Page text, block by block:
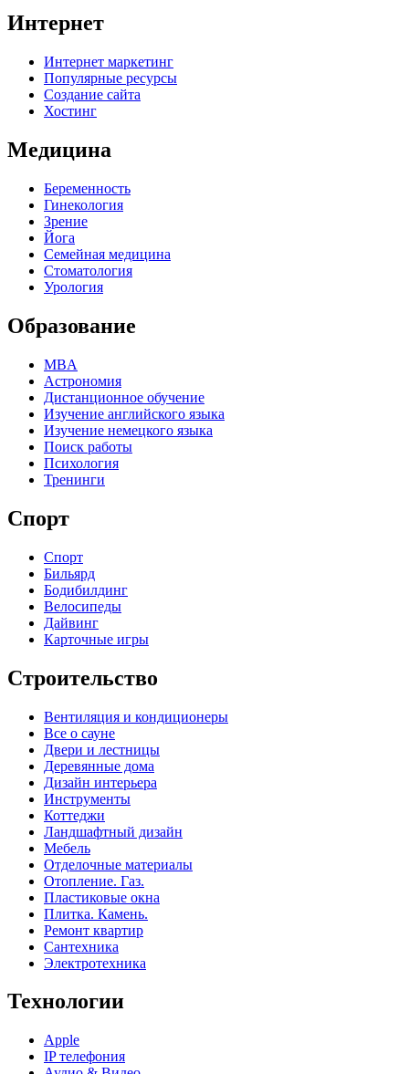
Интернет
Интернет маркетинг
Популярные ресурсы
Создание сайта
Хостинг
Медицина
Беременность
Гинекология
Зрение
Йога
Семейная медицина
Стоматология
Урология
Образование
MBA
Астрономия
Дистанционное обучение
Изучение английского языка
Изучение немецкого языка
Поиск работы
Психология
Тренинги
Спорт
Спорт
Бильярд
Бодибилдинг
Велосипеды
Дайвинг
Карточные игры
Строительство
Вентиляция и кондиционеры
Все о сауне
Двери и лестницы
Деревянные дома
Дизайн интерьера
Инструменты
Коттеджи
Ландшафтный дизайн
Мебель
Отделочные материалы
Отопление. Газ.
Пластиковые окна
Плитка. Камень.
Ремонт квартир
Сантехника
Электротехника
Технологии
Apple
IP телефония